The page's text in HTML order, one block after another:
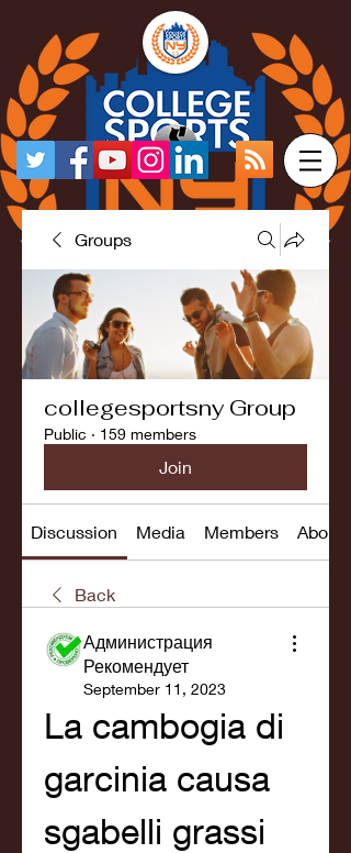
Groups
collegesportsny Group
Public · 159 members
Join
Discussion Media Members About
Back
Администрация
Рекомендует
September 11, 2023
La cambogia di
garcinia causa
sgabelli grassi